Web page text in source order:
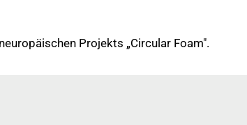
Projekts „Circular Foam".